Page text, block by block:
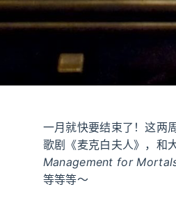
一月就快要结束了！这两
歌剧《麦克白夫人》，和
Management for
等等等～